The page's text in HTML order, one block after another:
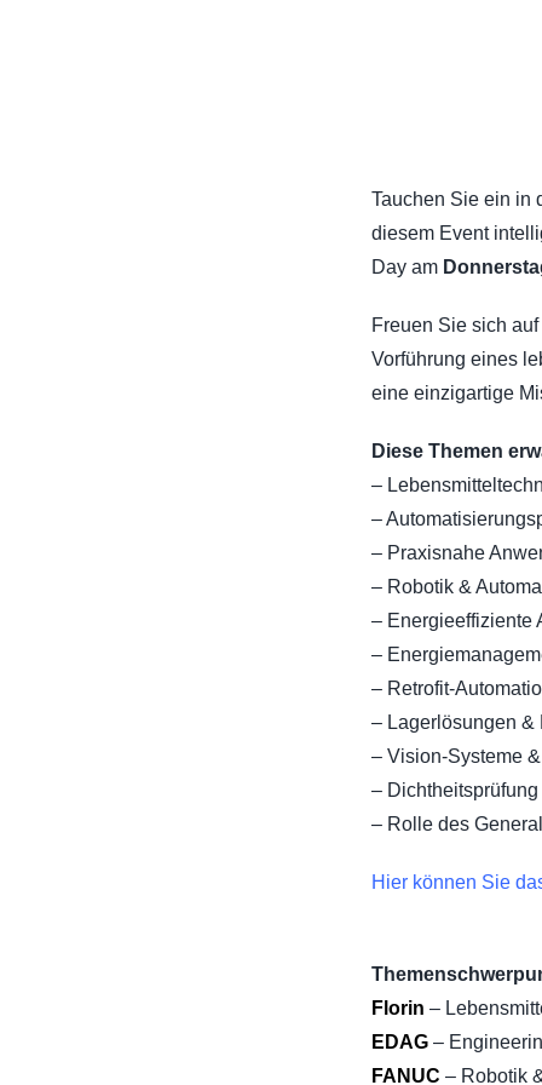
Tauchen Sie ein in
diesem Event
Day am
Freuen Sie sich
Vorführung eines
eine einzigartige
Diese Themen
–
–
– Praxisnahe
– Robotik &
– Energieeffiziente
–
– Retrofit-
– Lagerlösungen &
– Vision-Systeme
–
– Rolle des
Hier können Sie
Florin –
EDAG–
FANUC – Robotik